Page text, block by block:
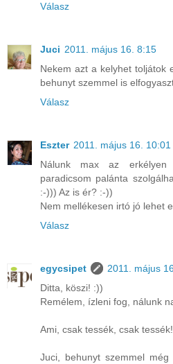
Válasz
Juci 2011. május 16. 8:15
Nekem azt a kelyhet toljátok
behunyt szemmel is
Válasz
Eszter 2011. május 16. 10:01
Nálunk max az erkélyen
paradicsom palánta
:-))) Az is ér? :-))
Nem mellékesen irtó jó lehet
Válasz
egycsipet
2011. május
Ditta, köszi! :))
Remélem, ízleni fog, nálunk
Ami, csak tessék, csak
Juci, behunyt szemmel